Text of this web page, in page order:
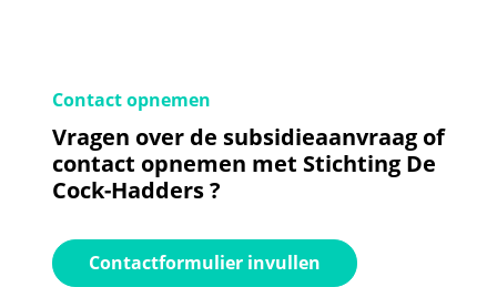
Contact opnemen
Vragen over de subsidieaanvraag of
contact opnemen met Stichting De
Cock-Hadders ?
Contactformulier invullen